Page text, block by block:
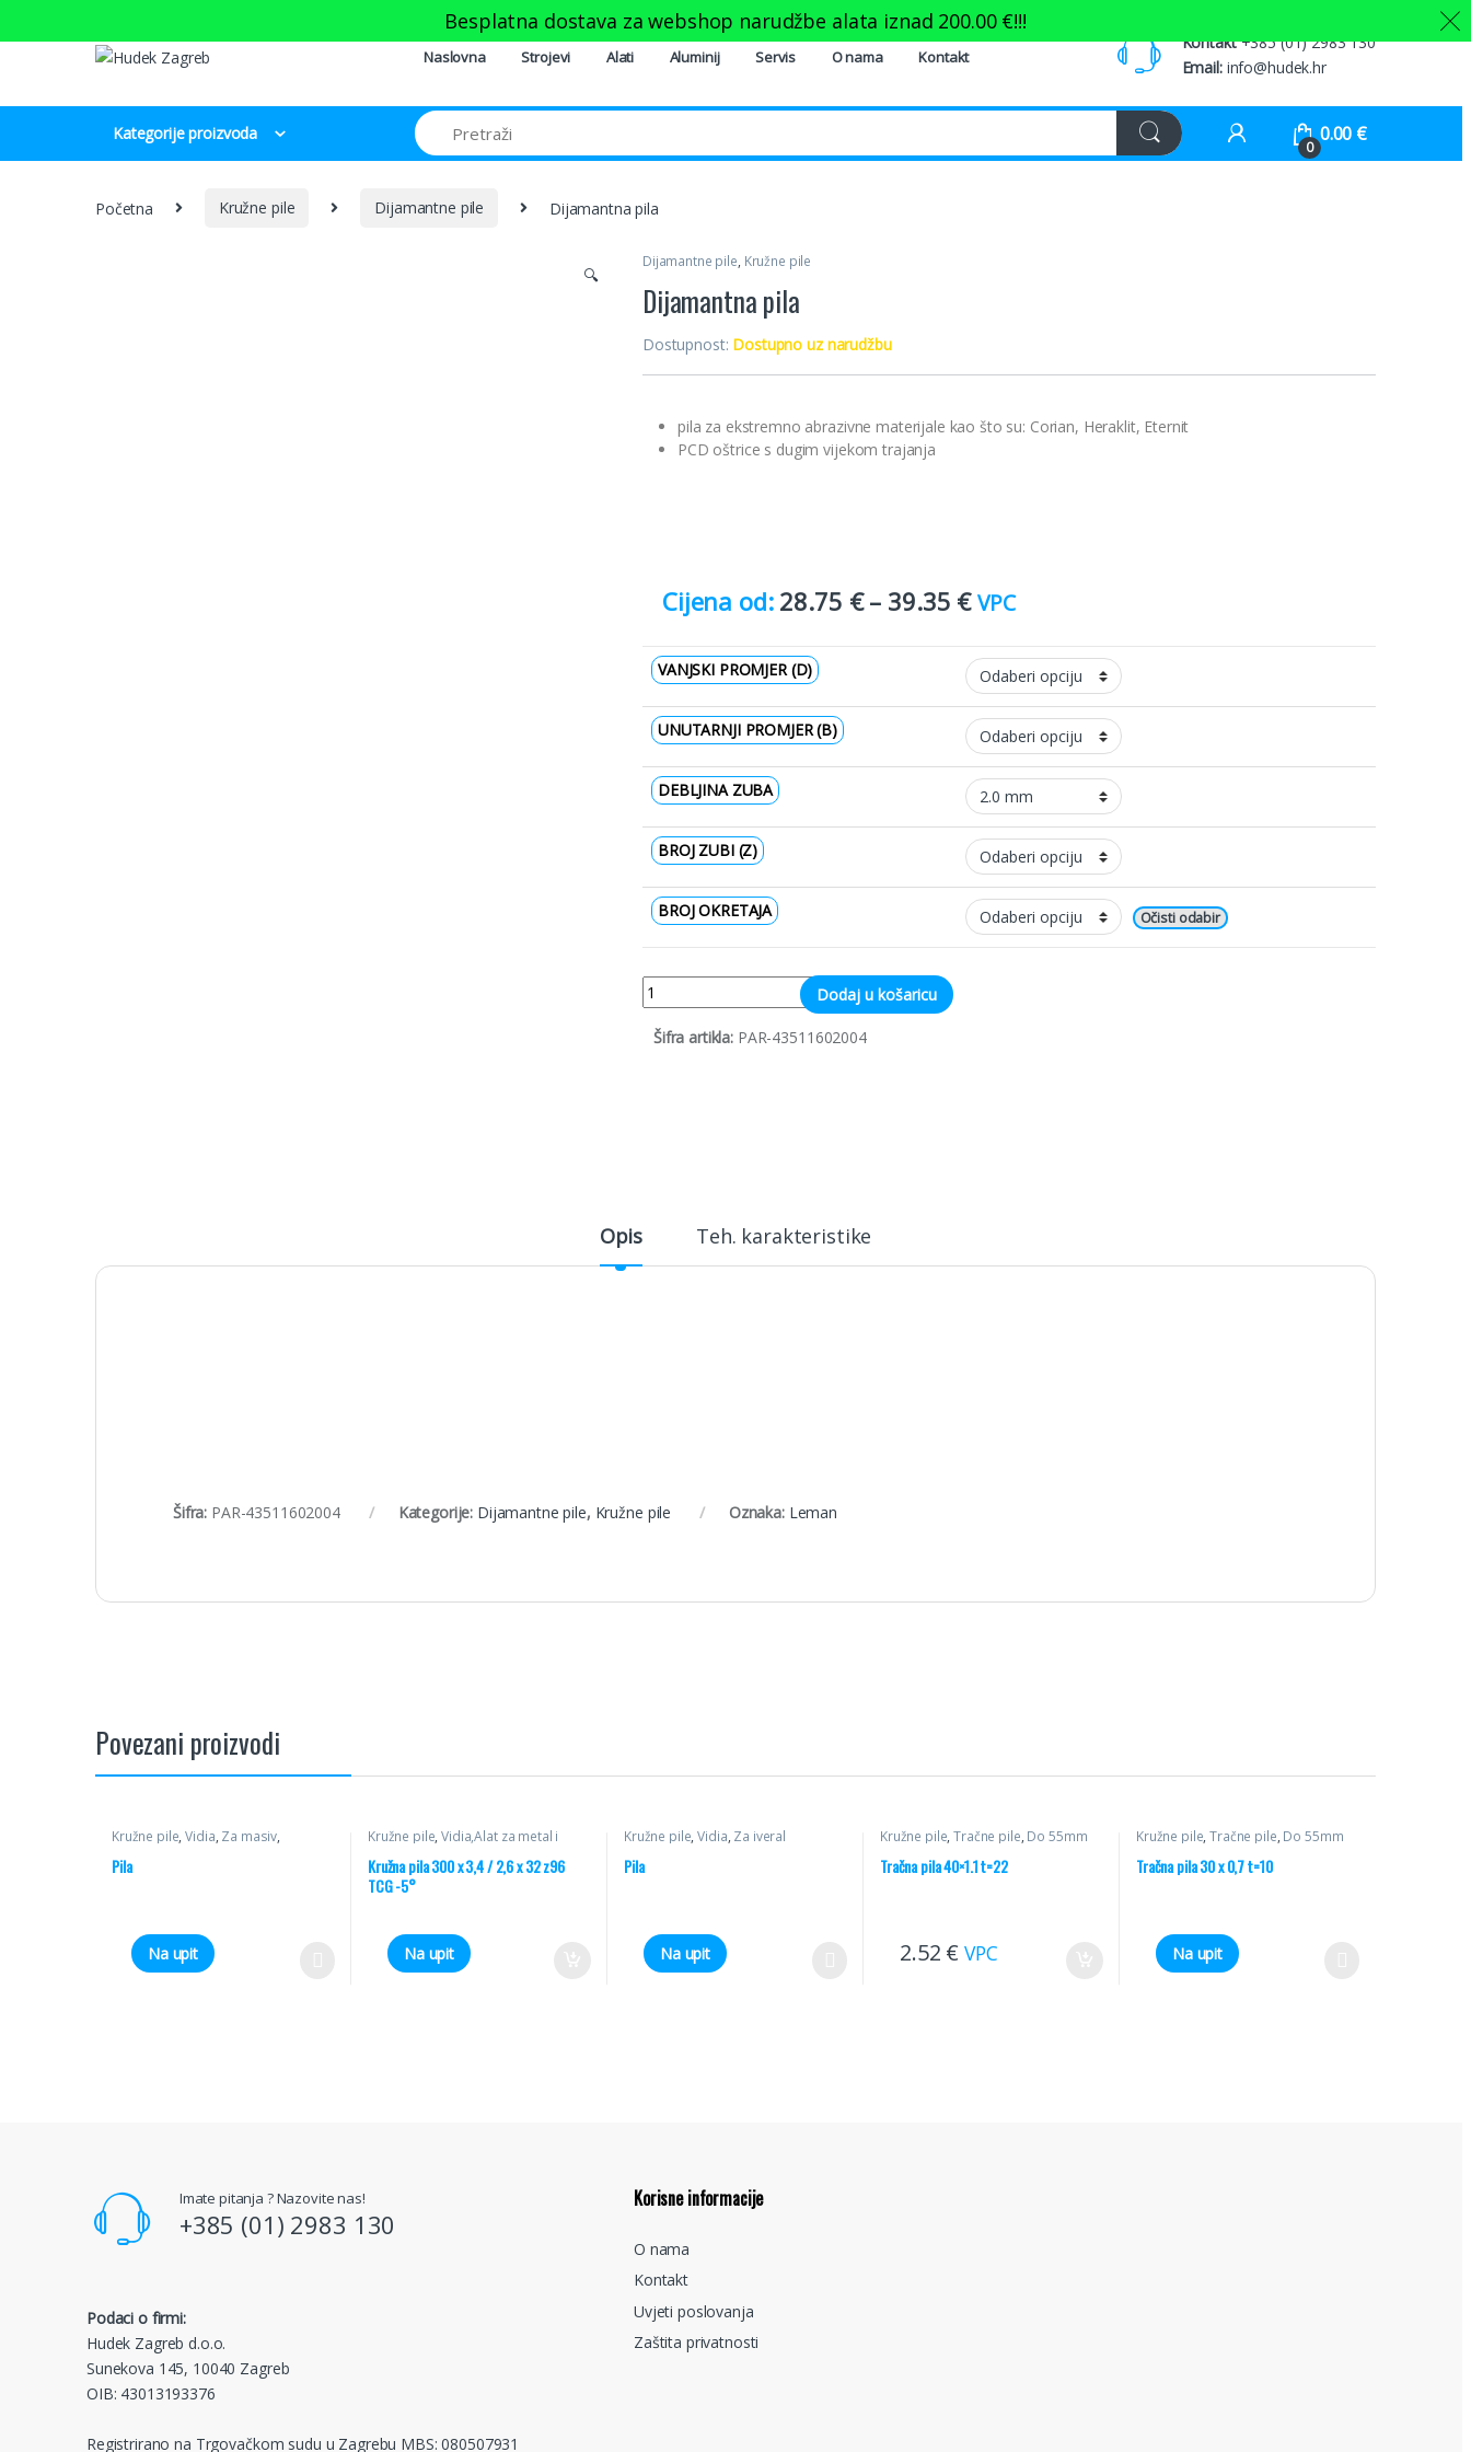
Naslovna Strojevi Alati Aluminij Servis O nama Kontakt
Kontakt+385 (01) 2983 130
Email:info@hudek.hr
Kategorije proizvoda
0
0.00 €
Početna Kružne pile Dijamantne pile Dijamantna pila
🔍
Dijamantne pile, Kružne pile
Dijamantna pila
Dostupnost: Dostupno uz narudžbu
pila za ekstremno abrazivne materijale kao što su: Corian, Heraklit, Eternit
PCD oštrice s dugim vijekom trajanja
28.75 €– 39.35 € VPC
VANJSKI PROMJER (D)
UNUTARNJI PROMJER (B)
DEBLJINA ZUBA
BROJ ZUBI (Z)
BROJ OKRETAJA Očisti
Quantity Dodaj u košaricu
Šifra artikla: PAR-43511602004
Opis Teh. karakteristike
Šifra: PAR-43511602004 Kategorije: Dijamantne pile, Kružne pile Oznaka: Leman
Povezani proizvodi
Kružne pile,Vidia, Za masiv,
Poprečni rez
Pila
Na upit
Kružne pile,Vidia,Alat za metal i
aluminij, Pile za aluminij
Kružna pila 300 x 3,4 / 2,6 x 32 z96
TCG -5°
Na upit
Kružne pile,Vidia, Za iveral
Pila
Na upit
Kružne pile,Tračne pile, Do 55mm
Tračna pila 40×1.1 t=22
2.52 € VPC
Kružne pile,Tračne pile, Do 55mm
Tračna pila 30 x 0,7 t=10
Na upit
Imate pitanja ? Nazovite nas!
+385 (01) 2983 130
Podaci o firmi:
Hudek Zagreb d.o.o.
Sunekova 145, 10040 Zagreb
OIB: 43013193376
Registrirano na Trgovačkom sudu u Zagrebu MBS: 080507931
Korisne informacije
O nama
Kontakt
Uvjeti poslovanja
Zaštita privatnosti
Besplatna dostava za webshop narudžbe alata iznad 200.00 €!!!